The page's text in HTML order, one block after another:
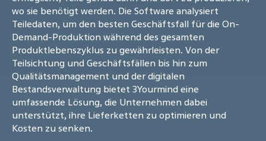
wo sie benötigt werden. Die Software analysiert
Teiledaten, um den besten Geschäftsfall für die On-
Demand-Produktion während des gesamten
Produktlebenszyklus zu gewährleisten. Von der
Teilsichtung und Geschäftsfällen bis hin zum
Qualitätsmanagement und der digitalen
Bestandsverwaltung bietet 3Yourmind eine
umfassende Lösung, die Unternehmen dabei
unterstützt, ihre Lieferketten zu optimieren und
Kosten zu senken.